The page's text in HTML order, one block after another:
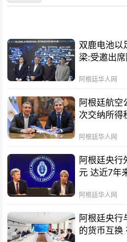
双鹿电池以
梁:受邀出
阿根廷华人网
阿根廷航空
次交纳所得
阿根廷华人网
阿根廷央
元 达近7年
阿根廷华人网
阿根廷央行
的货币互换